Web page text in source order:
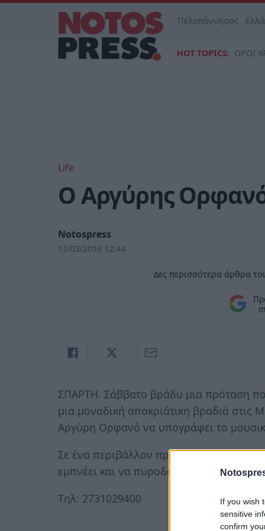
If you wish
sensitive
confirm
Πελοπόννησος
HOT TOPICS: ΟΡΟΙ
Life
Ο Αργύρης
Notospress
12/03/2016 12:44
Δες περισσότερα άρθρα
ΣΠΑΡΤΗ. Σάββατο βράδυ μια πρόταση
μια μοναδική αποκριάτικη βραδιά στις
Αργύρη Ορφανό να υπογράφει το
Σε ένα περιβάλλον προσεγμένο και στο
εμπνέει και να πυροδοτεί το κέφι.
Tηλ: 2731029400